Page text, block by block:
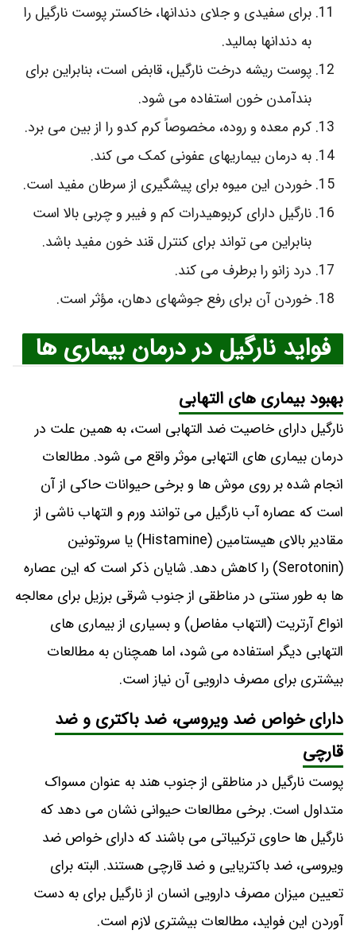
برای سفیدی و جلای دندانها، خاکستر پوست نارگیل را
به دندانها بمالید.
پوست ریشه‌ درخت نارگیل، قابض است، بنابراین برای
بندآمدن خون استفاده می‌ شود.
کرم معده و روده، مخصوصاً کرم کدو را از بین می‌ برد.
به درمان بیماریهای عفونی کمک می‌ کند.
خوردن این میوه برای پیشگیری از سرطان مفید است.
نارگیل دارای کربوهیدرات کم و فیبر و چربی بالا است
بنابراین می‌ تواند برای کنترل قند خون مفید باشد.
درد زانو را برطرف می کند.
خوردن آن برای رفع جوشهای دهان، مؤثر است.
فواید نارگیل در درمان بیماری ها
بهبود بیماری های التهابی
نارگیل دارای خاصیت ضد التهابی است، به همین علت در
درمان بیماری های التهابی موثر واقع می شود. مطالعات
انجام شده بر روی موش ها و برخی حیوانات حاکی از آن
است که عصاره آب نارگیل می توانند ورم و التهاب ناشی از
مقادیر بالای هیستامین (Histamine) یا سروتونین
(Serotonin) را کاهش دهد. شایان ذکر است که این عصاره
ها به طور سنتی در مناطقی از جنوب شرقی برزیل برای معالجه
انواع آرتریت (التهاب مفاصل) و بسیاری از بیماری های
التهابی دیگر استفاده می شود، اما همچنان به مطالعات
بیشتری برای مصرف دارویی آن نیاز است.
دارای خواص ضد ویروسی، ضد باکتری و ضد
قارچی
پوست نارگیل در مناطقی از جنوب هند به عنوان مسواک
متداول است. برخی مطالعات حیوانی نشان می دهد که
نارگیل ها حاوی ترکیباتی می باشند که دارای خواص ضد
ویروسی، ضد باکتریایی و ضد قارچی هستند. البته برای
تعیین میزان مصرف دارویی انسان از نارگیل برای به دست
آوردن این فواید، مطالعات بیشتری لازم است.